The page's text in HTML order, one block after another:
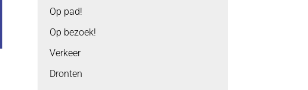
Op pad!
Op bezoek!
Verkeer
Dronten